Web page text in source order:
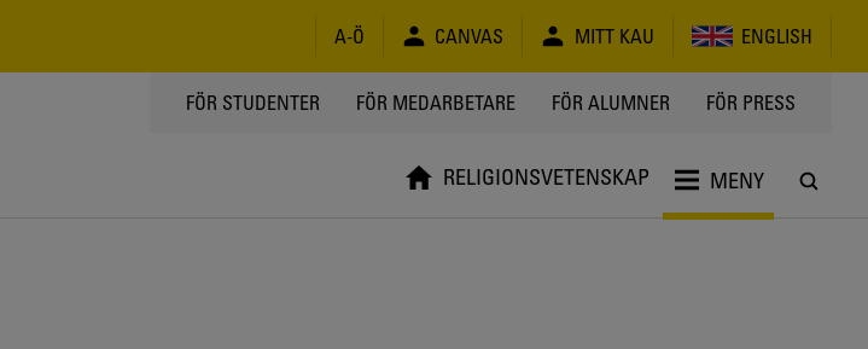
A-Ö CANVAS MITT KAU ENGLISH
TOPPMENY
FÖR STUDENTER FÖR MEDARBETARE FÖR ALUMNER FÖR PRESS
RELIGIONSVETENSKAP MENY